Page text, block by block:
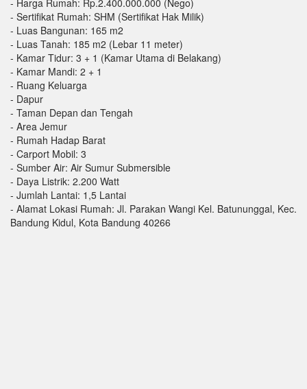
- Sertifikat Rumah: SHM (Sertifikat Hak Milik)
- Luas Bangunan: 165 m2
- Luas Tanah: 185 m2 (Lebar 11 meter)
- Kamar Tidur: 3 + 1 (Kamar Utama di Belakang)
- Kamar Mandi: 2 + 1
- Ruang Keluarga
- Dapur
- Taman Depan dan Tengah
- Area Jemur
- Rumah Hadap Barat
- Carport Mobil: 3
- Sumber Air: Air Sumur Submersible
- Daya Listrik: 2.200 Watt
- Jumlah Lantai: 1,5 Lantai
- Alamat Lokasi Rumah: Jl. Parakan Wangi Kel. Batununggal, Kec.
Bandung Kidul, Kota Bandung 40266